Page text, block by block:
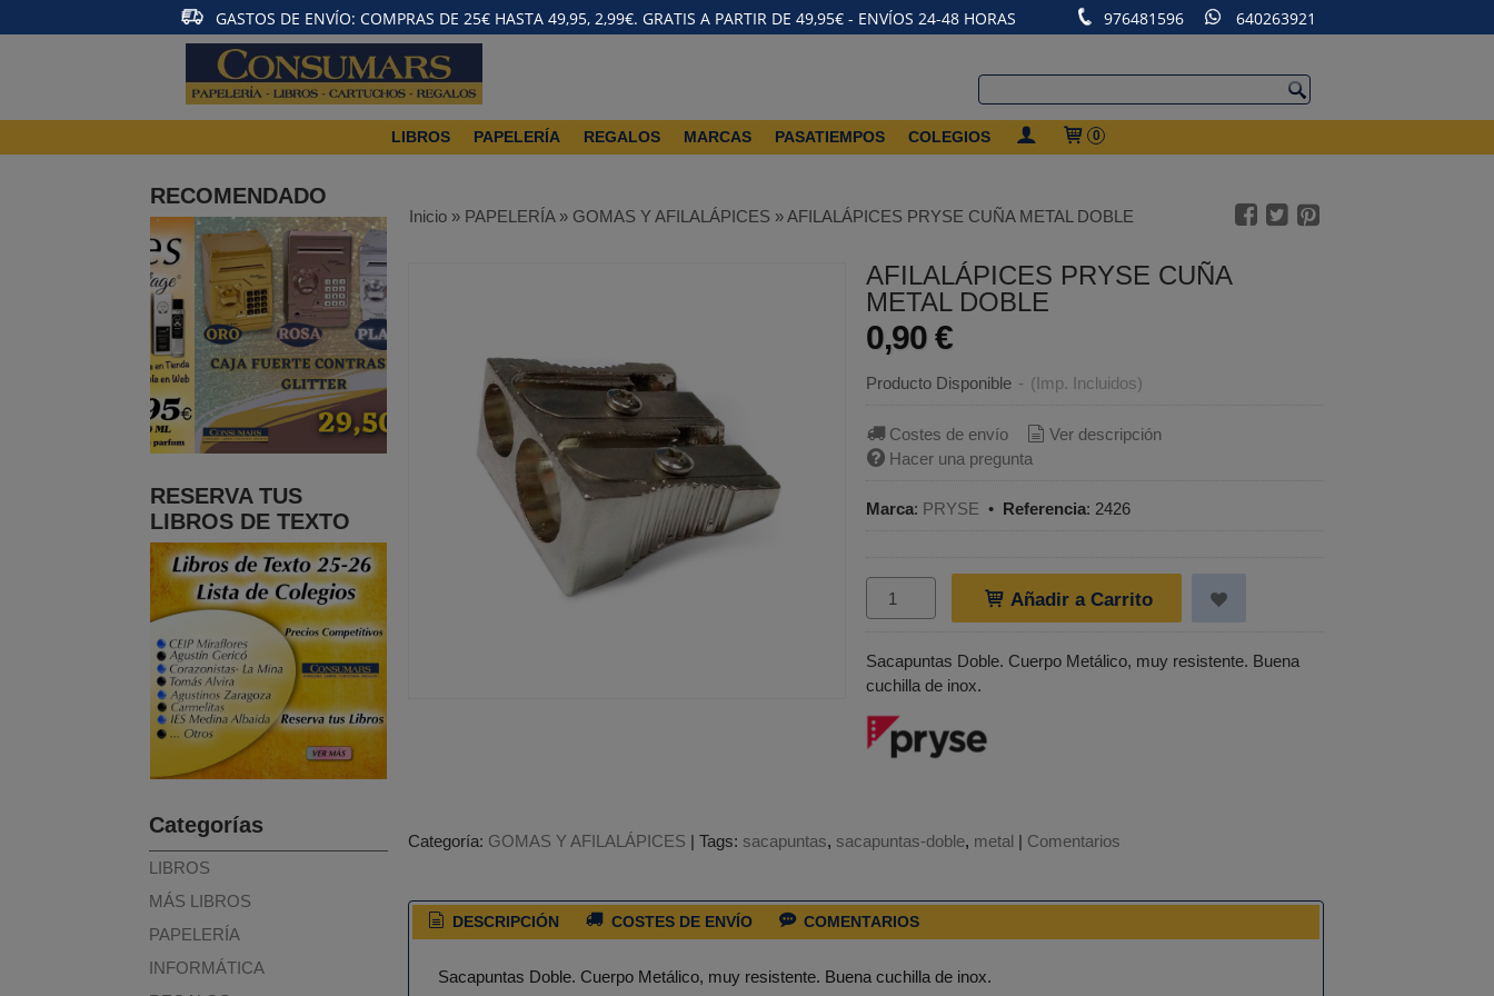
GASTOS DE ENVÍO: COMPRAS DE 25€ HASTA 49,95, 2,99€. GRATIS A PARTIR DE 49,95€ - ENVÍOS 24-48 HORAS 976481596 640263921
LIBROS PAPELERÍA REGALOS MARCAS PASATIEMPOS COLEGIOS 0
RECOMENDADO
RESERVA TUS
LIBROS DE TEXTO
Categorías
LIBROS
MÁS LIBROS
PAPELERÍA
INFORMÁTICA
Inicio » PAPELERÍA» GOMAS Y AFILALÁPICES »AFILALÁPICES PRYSE CUÑA METAL DOBLE
AFILALÁPICES PRYSE CUÑA
METAL DOBLE
0,90 €
Producto Disponible - (Imp. Incluidos)
Costes de envío
Ver descripción
Hacer una pregunta
Marca: PRYSE • Referencia: 2426
Añadir a Carrito
Sacapuntas Doble. Cuerpo Metálico, muy resistente. Buena
cuchilla de inox.
Categoría: GOMAS Y AFILALÁPICES |Tags: sacapuntas sacapuntas-doble metal | Comentarios
DESCRIPCIÓN COSTES DE ENVÍO COMENTARIOS
Sacapuntas Doble. Cuerpo Metálico, muy resistente. Buena cuchilla de inox.